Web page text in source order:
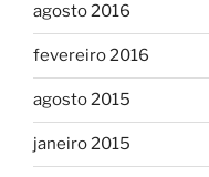
agosto 2016
fevereiro 2016
agosto 2015
janeiro 2015